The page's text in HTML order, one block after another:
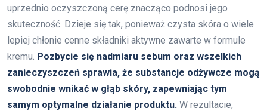
uprzednio oczyszczoną cerę znacząco podnosi jego
skuteczność. Dzieje się tak, ponieważ czysta skóra o wiele
lepiej chłonie cenne składniki aktywne zawarte w formule
kremu. Pozbycie się nadmiaru sebum oraz wszelkich
zanieczyszczeń sprawia, że substancje odżywcze mogą
swobodnie wnikać w głąb skóry, zapewniając tym
samym optymalne działanie produktu. W rezultacie,